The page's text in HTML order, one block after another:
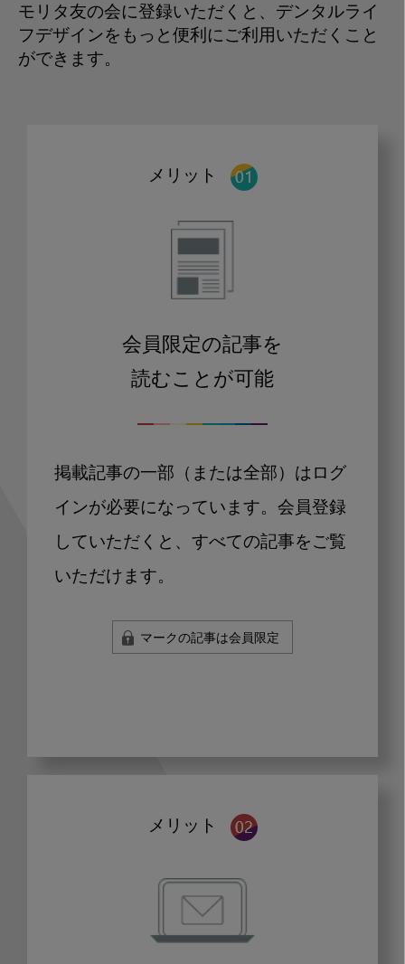
モリタ友の会に登録いただくと、デンタルライ
フデザインをもっと便利にご利用いただくこと
ができます。
メリット
会員限定の記事を
読むことが可能
掲載記事の一部（または全部）はログ
インが必要になっています。会員登録
していただくと、すべての記事をご覧
いただけます。
マークの記事は会員限定
メリット